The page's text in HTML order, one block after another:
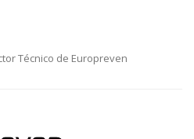
Técnico de Europreven